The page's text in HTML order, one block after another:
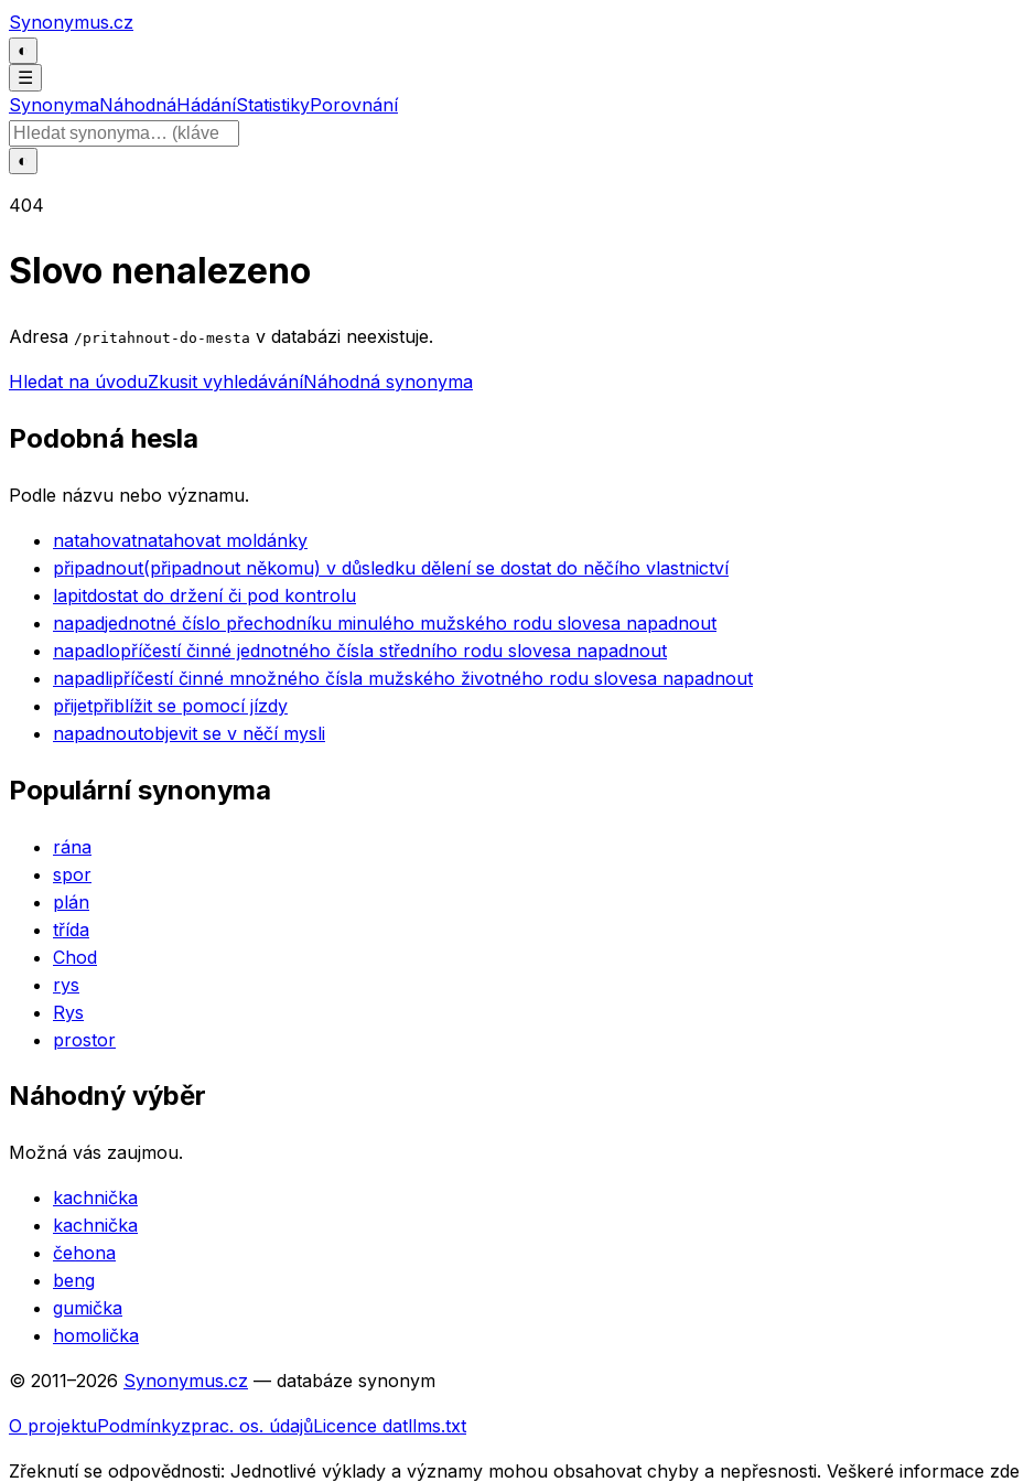
Přeskočit na obsah
Synonymus.cz
◐
☰
SynonymaNáhodnáHádáníStatistikyPorovnání
Hledat slovo
◐
404
Slovo nenalezeno
Adresa /pritahnout-do-mesta v databázi neexistuje.
Hledat na úvoduZkusit vyhledáváníNáhodná synonyma
Podobná hesla
Podle názvu nebo významu.
natahovatnatahovat moldánky
připadnout(připadnout někomu) v důsledku dělení se dostat do něčího vlastnictví
lapitdostat do držení či pod kontrolu
napadjednotné číslo přechodníku minulého mužského rodu slovesa napadnout
napadlopříčestí činné jednotného čísla středního rodu slovesa napadnout
napadlipříčestí činné množného čísla mužského životného rodu slovesa napadnout
přijetpřiblížit se pomocí jízdy
napadnoutobjevit se v něčí mysli
Populární synonyma
rána
spor
plán
třída
Chod
rys
Rys
prostor
Náhodný výběr
Možná vás zaujmou.
kachnička
kachnička
čehona
beng
gumička
homolička
© 2011–2026 Synonymus.cz — databáze synonym
O projektuPodmínkyzprac. os. údajůLicence datllms.txt
Zřeknutí se odpovědnosti: Jednotlivé výklady a významy mohou obsahovat chyby a nepřesnosti. Veškeré informace